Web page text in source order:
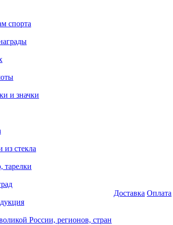
спорта
и значки
стекла
тарелки
России, регионов, стран
Доставка Оплата